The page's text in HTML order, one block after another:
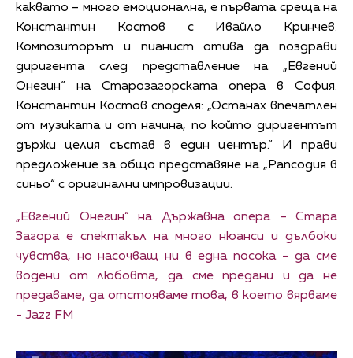
каквато – много емоционална, е първата среща на
Константин Костов с Ивайло Кринчев.
Композиторът и пианист отива да поздрави
диригента след представление на „Евгений
Онегин“ на Старозагорската опера в София.
Константин Костов споделя: „Останах впечатлен
от музиката и от начина, по който диригентът
държи целия състав в един център.“ И прави
предложение за общо представяне на „Рапсодия в
синьо“ с оригинални импровизации.
„Евгений Онегин“ на Държавна опера – Стара
Загора е спектакъл на много нюанси и дълбоки
чувства, но насочващ ни в една посока – да сме
водени от любовта, да сме предани и да не
предаваме, да отстояваме това, в което вярваме
- Jazz FM